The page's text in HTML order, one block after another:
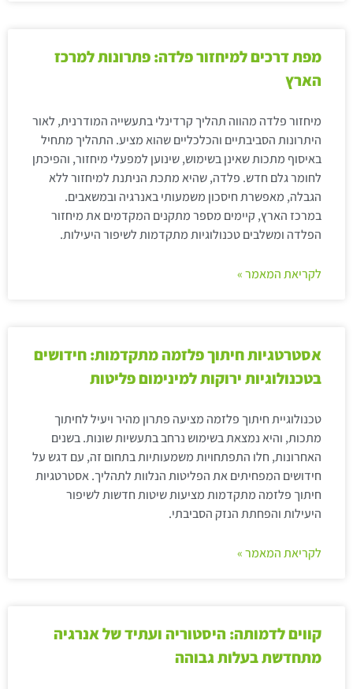
מפת דרכים למיחזור פלדה: פתרונות למרכז
הארץ
מיחזור פלדה מהווה תהליך קרדינלי בתעשייה המודרנית, לאור
היתרונות הסביבתיים והכלכליים שהוא מציע. התהליך מתחיל
באיסוף מתכות שאינן בשימוש, שינוען למפעלי מיחזור, והפיכתן
לחומר גלם חדש. פלדה, שהיא מתכת הניתנת למיחזור ללא
הגבלה, מאפשרת חיסכון משמעותי באנרגיה ובמשאבים.
במרכז הארץ, קיימים מספר מתקנים המקדמים את מיחזור
הפלדה ומשלבים טכנולוגיות מתקדמות לשיפור היעילות.
לקריאת המאמר »
אסטרטגיות חיתוך פלזמה מתקדמות: חידושים
בטכנולוגיות ירוקות למינימום פליטות
טכנולוגיית חיתוך פלזמה מציעה פתרון מהיר ויעיל לחיתוך
מתכות, והיא נמצאת בשימוש נרחב בתעשיות שונות. בשנים
האחרונות, חלו התפתחויות משמעותיות בתחום זה, עם דגש על
חידושים המפחיתים את הפליטות הנלוות לתהליך. אסטרטגיות
חיתוך פלזמה מתקדמות מציעות שיטות חדשות לשיפור
היעילות והפחתת הנזק הסביבתי.
לקריאת המאמר »
קווים לדמותה: היסטוריה ועתיד של אנרגיה
מתחדשת בעלות גבוהה